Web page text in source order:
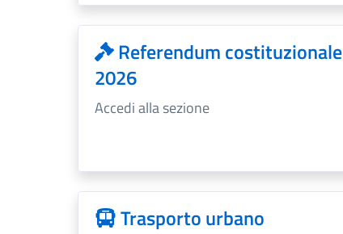
Referendum costituzionale
2026
Accedi alla sezione
Trasporto urbano